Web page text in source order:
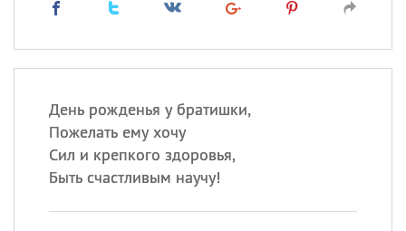
День рожденья у братишки,
Пожелать ему хочу
Сил и крепкого здоровья,
Быть счастливым научу!
происхождение